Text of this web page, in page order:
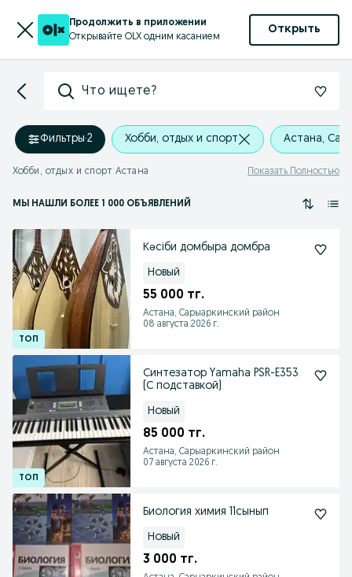
Продолжить в приложении
Открывайте OLX одним касанием
Открыть
Что ищете?
Фильтры·2 Хобби, отдых и спорт Астана,
Хобби, отдых и спорт Астана Показать Полностью
МЫ НАШЛИ БОЛЕЕ 1 000 ОБЪЯВЛЕНИЙ
Кәсіби домбыра домбра
Новый
55 000 тг.
Астана, Сарыаркинский район
08 августа 2026 г.
Синтезатор Yamaha PSR-E353
(С подставкой)
Новый
85 000 тг.
Астана, Сарыаркинский район
07 августа 2026 г.
Биология химия 11сынып
Новый
3 000 тг.